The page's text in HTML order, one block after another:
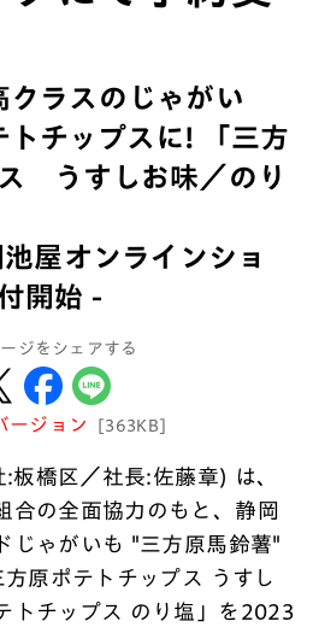
ラスのじゃがい
トチップスに! 「三方
うすしお味／のり
屋オンラインショ
開始 -
ジをシェアする
ージョン [363KB]
板橋区／社長:佐藤章) は、
合の全面協力のもと、静岡
じゃがいも "三方原馬鈴薯"
原ポテトチップス うすし
トチップス のり塩」を2023